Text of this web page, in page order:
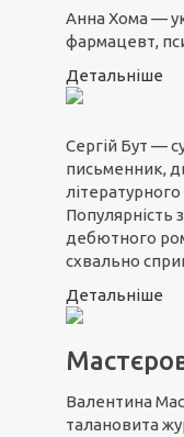
Анна Хома —
фармацевт,
Детальніше
Сергій Бут —
письменник,
Популярність
дебютного
схвально
Детальніше
Валентина
талановита